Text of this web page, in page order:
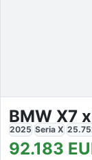
BMW X7
2025 Seria X
92.183